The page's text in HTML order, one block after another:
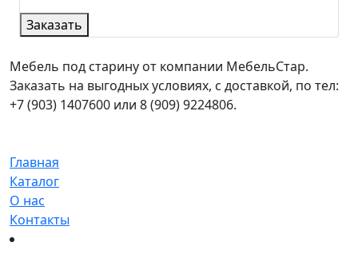
Заказать
Мебель под старину от компании МебельСтар.
Заказать на выгодных условиях, с доставкой, по тел:
+7 (903) 1407600 или 8 (909) 9224806.
Главная
Каталог
О нас
Контакты